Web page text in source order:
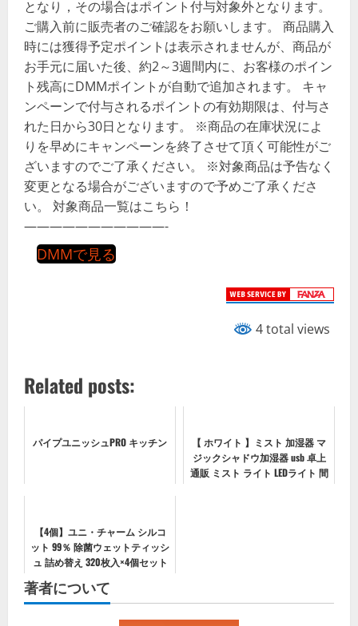
となり，その場合はポイント付与対象外となります。
ご購入前に販売者のご確認をお願いします。 商品購入
時には獲得予定ポイントは表示されませんが、商品が
お手元に届いた後、約2～3週間内に、お客様のポイン
ト残高にDMMポイントが自動で追加されます。 キャ
ンペーンで付与されるポイントの有効期限は、付与さ
れた日から30日となります。 ※商品の在庫状況によ
りを早めにキャンペーンを終了させて頂く可能性がご
ざいますのでご了承ください。 ※対象商品は予告なく
変更となる場合がございますので予めご了承くださ
い。 対象商品一覧はこちら！
———————————-
DMMで見る
4 total views
Related posts:
パイプユニッシュPRO キッチン
【 ホワイト 】ミスト 加湿器 マ
ジックシャドウ加湿器 usb 卓上
通販 ミスト ライト LEDライト 間
【4個】ユニ・チャーム シルコ
ット 99％ 除菌ウェットティッシ
ュ 詰め替え 320枚入×4個セット
著者について